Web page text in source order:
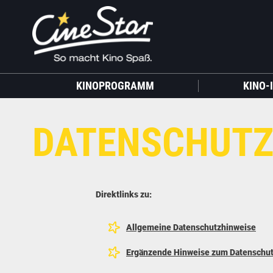
KINOPROGRAMM KINO-
Direktlinks zu:
Allgemeine Datenschutzhinweise
Ergänzende Hinweise zum